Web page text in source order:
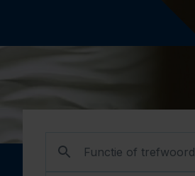
Functie of trefwoord